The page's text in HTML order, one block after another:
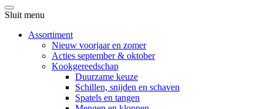
Sluit menu
Assortiment
Nieuw voorjaar en zomer
Acties september & oktober
Kookgereedschap
Duurzame keuze
Schillen, snijden en schaven
Spatels en tangen